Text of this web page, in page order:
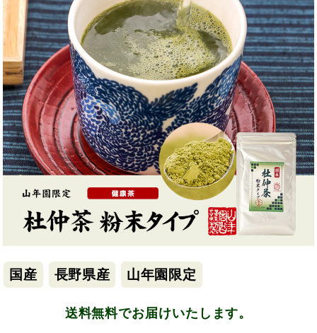
国産 長野県産 山年園限定
送料無料でお届けいたします。